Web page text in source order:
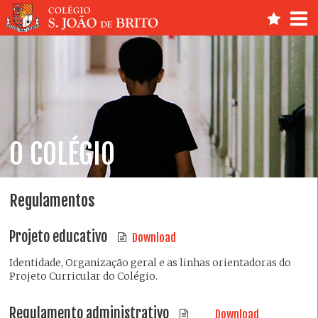
O COLÉGIO
Regulamentos
Projeto educativo Download
Identidade, Organização geral e as linhas orientadoras do
Projeto Curricular do Colégio.
Regulamento administrativo Download